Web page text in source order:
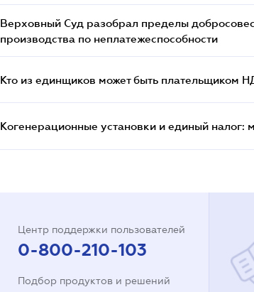
Верховный Суд разобрал пределы
производства по неплатежеспособности
Кто из единщиков может быть плательщиком
Когенерационные установки и единый налог:
Центр поддержки пользователей
0-800-210-103
Подбор продуктов и решений